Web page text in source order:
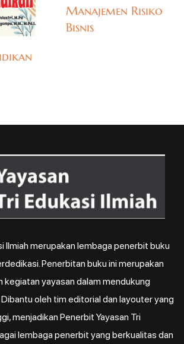
Manajemen Risiko
Bisnis
Ilmiah merupakan lembaga penerbit buku
Penerbitan buku ini merupakan
kegiatan yayasan dalam mendukung
oleh tim editorial dan layouter yang
menjadikan Penerbit Yayasan Tri
lembaga penerbit yang berkualitas dan